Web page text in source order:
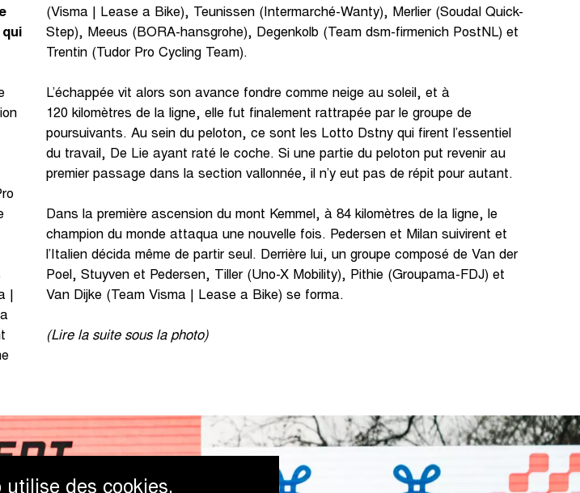
utilise des cookies.
|
(Visma | Lease a Bike), Teunissen (Intermarché-Wanty), Merlier (Soudal Quick-
Step), Meeus (BORA-hansgrohe), Degenkolb (Team dsm-firmenich PostNL) et
Trentin (Tudor Pro Cycling Team).
L’échappée vit alors son avance fondre comme neige au soleil, et à
120 kilomètres de la ligne, elle fut finalement rattrapée par le groupe de
poursuivants. Au sein du peloton, ce sont les Lotto Dstny qui firent l’essentiel
du travail, De Lie ayant raté le coche. Si une partie du peloton put revenir au
premier passage dans la section vallonnée, il n’y eut pas de répit pour autant.
Dans la première ascension du mont Kemmel, à 84 kilomètres de la ligne, le
champion du monde attaqua une nouvelle fois. Pedersen et Milan suivirent et
l’Italien décida même de partir seul. Derrière lui, un groupe composé de Van der
Poel, Stuyven et Pedersen, Tiller (Uno-X Mobility), Pithie (Groupama-FDJ) et
Van Dijke (Team Visma | Lease a Bike) se forma.
(Lire la suite sous la photo)